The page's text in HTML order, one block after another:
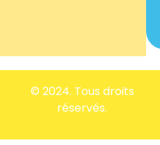
© 2024. Tous droits
réservés.